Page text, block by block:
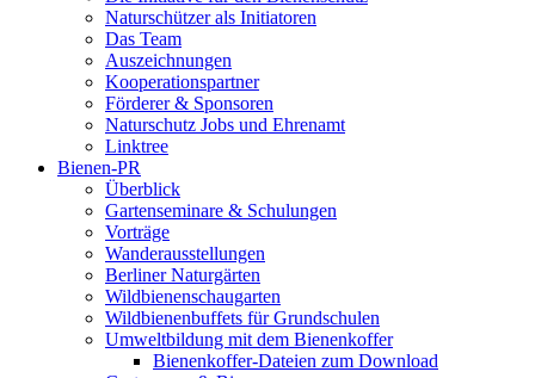
Naturschützer als Initiatoren
Das Team
Auszeichnungen
Kooperationspartner
Förderer & Sponsoren
Naturschutz Jobs und Ehrenamt
Linktree
Bienen-PR
Überblick
Gartenseminare & Schulungen
Vorträge
Wanderausstellungen
Berliner Naturgärten
Wildbienenschaugarten
Wildbienenbuffets für Grundschulen
Umweltbildung mit dem Bienenkoffer
Bienenkoffer-Dateien zum Download